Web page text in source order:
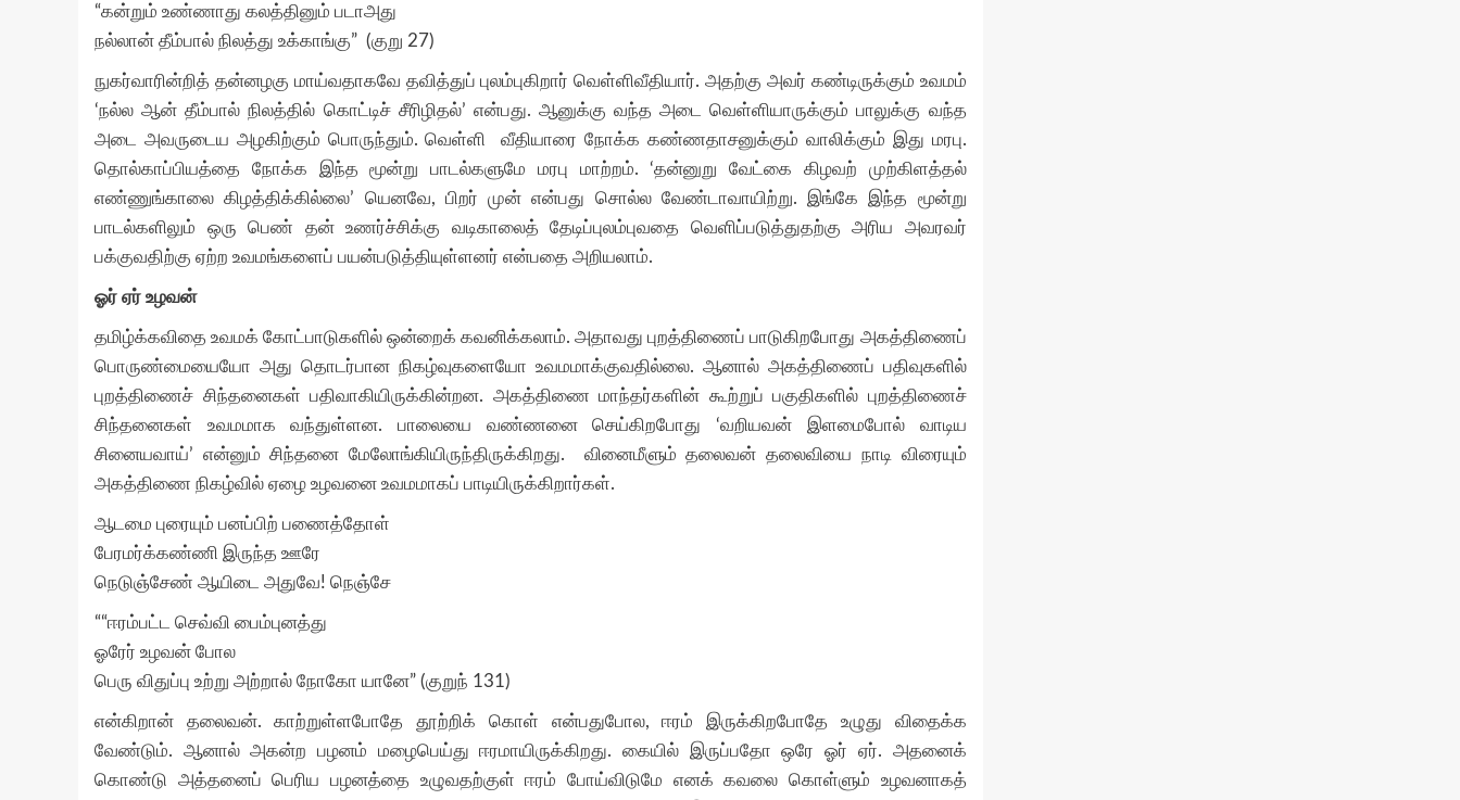
“கன்றும் உண்ணாது கலத்தினும் படாஅது
நல்லான் தீம்பால் நிலத்து உக்காங்கு” (குறு 27)
நுகர்வாரின்றித் தன்னழகு மாய்வதாகவே தவித்துப் புலம்புகிறார் வெள்ளிவீதியார். அதற்கு அவர் கண்டிருக்கும் உவமம்
‘நல்ல ஆன் தீம்பால் நிலத்தில் கொட்டிச் சீரிழிதல்’ என்பது. ஆனுக்கு வந்த அடை வெள்ளியாருக்கும் பாலுக்கு வந்த
அடை அவருடைய அழகிற்கும் பொருந்தும். வெள்ளி வீதியாரை நோக்க கண்ணதாசனுக்கும் வாலிக்கும் இது மரபு.
தொல்காப்பியத்தை நோக்க இந்த மூன்று பாடல்களுமே மரபு மாற்றம். ‘தன்னுறு வேட்கை கிழவற் முற்கிளத்தல்
எண்ணுங்காலை கிழத்திக்கில்லை’ யெனவே, பிறர் முன் என்பது சொல்ல வேண்டாவாயிற்று. இங்கே இந்த மூன்று
பாடல்களிலும் ஒரு பெண் தன் உணர்ச்சிக்கு வடிகாலைத் தேடிப்புலம்புவதை வெளிப்படுத்துதற்கு அரிய அவரவர்
பக்குவதிற்கு ஏற்ற உவமங்களைப் பயன்படுத்தியுள்ளனர் என்பதை அறியலாம்.
ஓர் ஏர் உழவன்
தமிழ்க்கவிதை உவமக் கோட்பாடுகளில் ஒன்றைக் கவனிக்கலாம். அதாவது புறத்திணைப் பாடுகிறபோது அகத்திணைப்
பொருண்மையையோ அது தொடர்பான நிகழ்வுகளையோ உவமமாக்குவதில்லை. ஆனால் அகத்திணைப் பதிவுகளில்
புறத்திணைச் சிந்தனைகள் பதிவாகியிருக்கின்றன. அகத்திணை மாந்தர்களின் கூற்றுப் பகுதிகளில் புறத்திணைச்
சிந்தனைகள் உவமமாக வந்துள்ளன. பாலையை வண்ணனை செய்கிறபோது ‘வறியவன் இளமைபோல் வாடிய
சினையவாய்’ என்னும் சிந்தனை மேலோங்கியிருந்திருக்கிறது. வினைமீளும் தலைவன் தலைவியை நாடி விரையும்
அகத்திணை நிகழ்வில் ஏழை உழவனை உவமமாகப் பாடியிருக்கிறார்கள்.
ஆடமை புரையும் பனப்பிற் பணைத்தோள்
பேரமர்க்கண்ணி இருந்த ஊரே
நெடுஞ்சேண் ஆயிடை அதுவே! நெஞ்சே
““ஈரம்பட்ட செவ்வி பைம்புனத்து
ஓரேர் உழவன் போல
பெரு விதுப்பு உற்று அற்றால் நோகோ யானே” (குறுந் 131)
என்கிறான் தலைவன். காற்றுள்ளபோதே தூற்றிக் கொள் என்பதுபோல, ஈரம் இருக்கிறபோதே உழுது விதைக்க
வேண்டும். ஆனால் அகன்ற பழனம் மழைபெய்து ஈரமாயிருக்கிறது. கையில் இருப்பதோ ஒரே ஓர் ஏர். அதனைக்
கொண்டு அத்தனைப் பெரிய பழனத்தை உழுவதற்குள் ஈரம் போய்விடுமே எனக் கவலை கொள்ளும் உழவனாகத்